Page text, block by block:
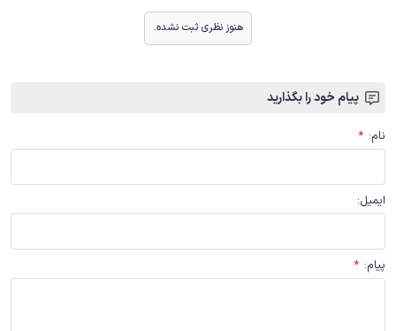
هنوز نظری ثبت نشده.
پیام خود را بگذارید
نام:
*
ایمیل:
پیام:
*